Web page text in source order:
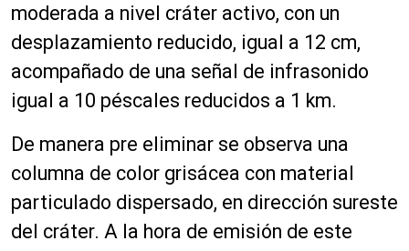
moderada a nivel cráter activo, con un
desplazamiento reducido, igual a 12 cm,
acompañado de una señal de infrasonido
igual a 10 péscales reducidos a 1 km.
De manera pre eliminar se observa una
columna de color grisácea con material
particulado dispersado, en dirección sureste
del cráter. A la hora de emisión de este